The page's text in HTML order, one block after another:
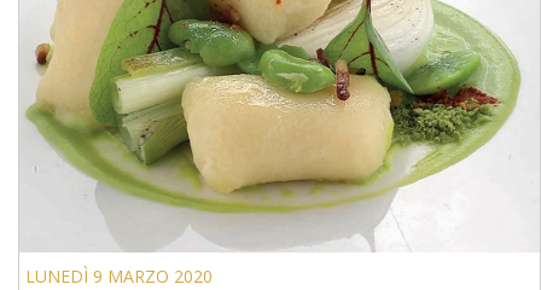
LUNEDÌ 9 MARZO 2020